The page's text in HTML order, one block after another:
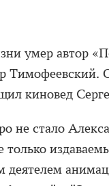
умер автор
киновед
не стало
только